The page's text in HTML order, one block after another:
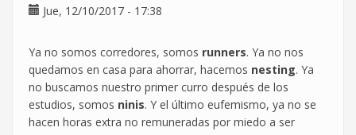
se
la
jornada
laboral
Jue, 12/10/2017 - 17:38
Ya no somos corredores, somos runners. Ya no nos
quedamos en casa para ahorrar, hacemos nesting. Ya
no buscamos nuestro primer curro después de los
estudios, somos ninis. Y el último eufemismo, ya no se
hacen horas extra no remuneradas por miedo a ser